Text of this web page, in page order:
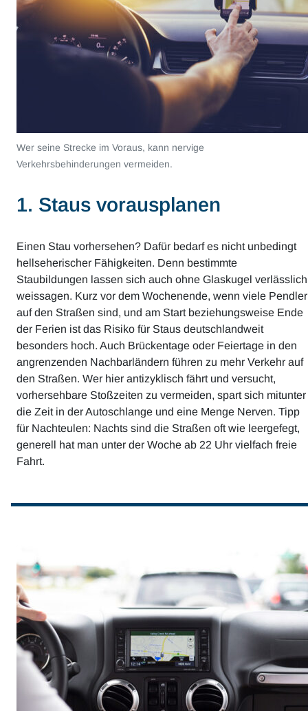
Wer seine Strecke im Voraus, kann nervige
Verkehrsbehinderungen vermeiden.
1. Staus vorausplanen
Einen Stau vorhersehen? Dafür bedarf es nicht unbedingt
hellseherischer Fähigkeiten. Denn bestimmte
Staubildungen lassen sich auch ohne Glaskugel verlässlich
weissagen. Kurz vor dem Wochenende, wenn viele Pendler
auf den Straßen sind, und am Start beziehungsweise Ende
der Ferien ist das Risiko für Staus deutschlandweit
besonders hoch. Auch Brückentage oder Feiertage in den
angrenzenden Nachbarländern führen zu mehr Verkehr auf
den Straßen. Wer hier antizyklisch fährt und versucht,
vorhersehbare Stoßzeiten zu vermeiden, spart sich mitunter
die Zeit in der Autoschlange und eine Menge Nerven. Tipp
für Nachteulen: Nachts sind die Straßen oft wie leergefegt,
generell hat man unter der Woche ab 22 Uhr vielfach freie
Fahrt.